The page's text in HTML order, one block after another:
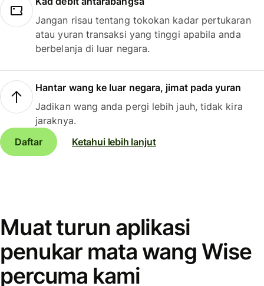
Jangan risau tentang tokokan kadar pertukaran
atau yuran transaksi yang tinggi apabila anda
berbelanja di luar negara.
Hantar wang ke luar negara, jimat pada yuran
Jadikan wang anda pergi lebih jauh, tidak kira
jaraknya.
Daftar
Ketahui lebih lanjut
Muat turun aplikasi
penukar mata wang Wise
percuma kami